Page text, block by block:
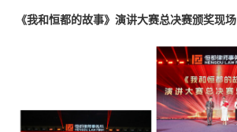
《我和恒都的故事》演讲大赛总决赛颁奖现场